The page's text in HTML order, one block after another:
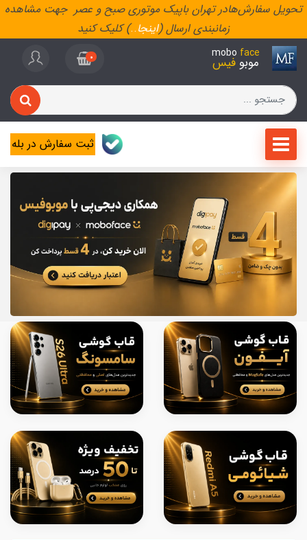
تحویل سفارش‌هادر تهران باپیک موتوری صبح و عصر جهت مشاهده
زمانبندی ارسال (اینجا..) کلیک کنید
mobo face
موبو فیس 0
ثبت سفارش در بله